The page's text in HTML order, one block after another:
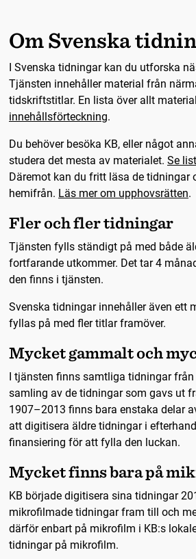
Om Svenska
I Svenska tidningar kan du utforska
Tjänsten innehåller material från
tidskriftstitlar. En lista över allt
innehållsförteckning.
Du behöver besöka KB, eller något
studera det mesta av materialet. Se
Däremot kan du fritt läsa de tidningar
hemifrån. Läs mer om upphovsrätten.
Fler och fler tidningar
Tjänsten fylls ständigt på med både
fortfarande utkommer. Det tar 4
den finns i tjänsten.
Svenska tidningar innehåller även ett
fyllas på med fler titlar framöver.
Mycket gammalt och
I tjänsten finns samtliga tidningar
samling av de tidningar som gavs ut
1907–2013 finns bara enstaka delar
att digitisera äldre tidningar i
finansiering för att fylla den luckan.
Mycket finns bara på
KB började digitisera sina tidningar
mikrofilmade tidningar fram till och
därför enbart på mikrofilm i KB:s
tidningar på mikrofilm.